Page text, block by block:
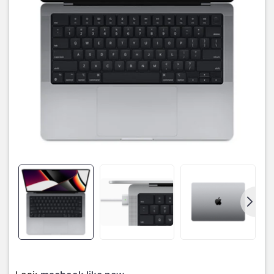
Thiết kế lưng máy phẳng tối giản, màn hình XDR Retina 14 inch
Macbook Pro 14 inch được trang bị Chip Apple M1 Pro mới nhất
của Apple, bàn phím được loại bỏ thanh Touchbar vốn đã quen
thuộc với dòng Macbook Pro từ đời năm 2016 tới nay được trang
gây nhiều tranh cãi.
Macbook Pro 14 inch có giá khởi điểm là 1k9 USD cho mẫu có chip
M1 Pro ( 8 CPU và 14 GPU ) với RAM 16Gb và SSD 512Gb, với các
tùy chọn phần cứng lên tới Chip M1 Max ( 10 CPU và 32 GPU )
RAM lên tới 64Gb cùng dung lượng ổ cứng SSD 8TB với giá 5k899
USD một cái giá mình nghĩ là hợp lý cho những ai đam mê sản